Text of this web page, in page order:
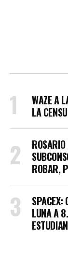
WAZE A
LA
ROBAR,
SPACEX:
LUNA A